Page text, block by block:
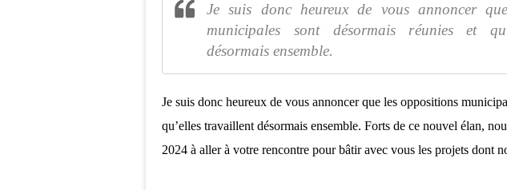
Je suis donc heureux de vous annoncer
municipales sont désormais réunies et
désormais ensemble.
Je suis donc heureux de vous annoncer que les oppositions
qu’elles travaillent désormais ensemble. Forts de ce nouvel élan,
2024 à aller à votre rencontre pour bâtir avec vous les projets dont